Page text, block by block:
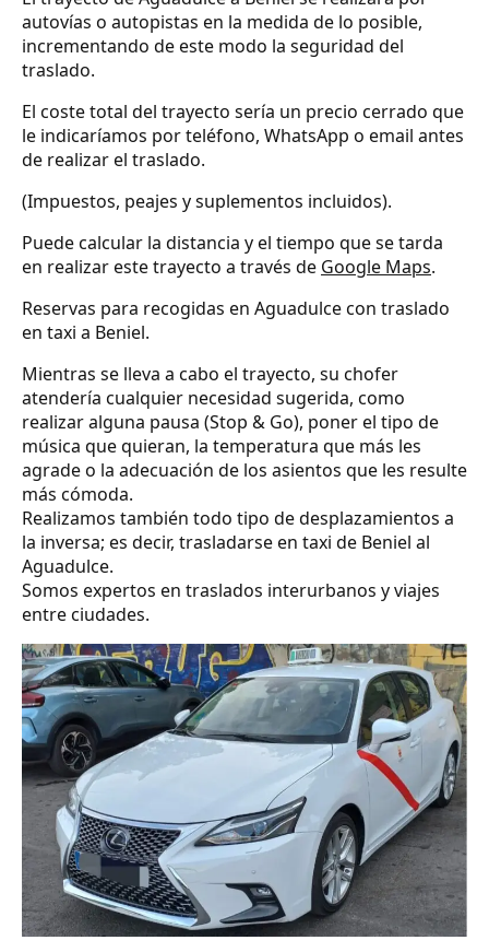
autovías o autopistas en la medida de lo posible,
incrementando de este modo la seguridad del
traslado.
El coste total del trayecto sería un precio cerrado que
le indicaríamos por teléfono, WhatsApp o email antes
de realizar el traslado.
(Impuestos, peajes y suplementos incluidos).
Puede calcular la distancia y el tiempo que se tarda
en realizar este trayecto a través de Google Maps.
Reservas para recogidas en Aguadulce con traslado
en taxi a Beniel.
Mientras se lleva a cabo el trayecto, su chofer
atendería cualquier necesidad sugerida, como
realizar alguna pausa (Stop & Go), poner el tipo de
música que quieran, la temperatura que más les
agrade o la adecuación de los asientos que les resulte
más cómoda.
Realizamos también todo tipo de desplazamientos a
la inversa; es decir, trasladarse en taxi de Beniel al
Aguadulce.
Somos expertos en traslados interurbanos y viajes
entre ciudades.